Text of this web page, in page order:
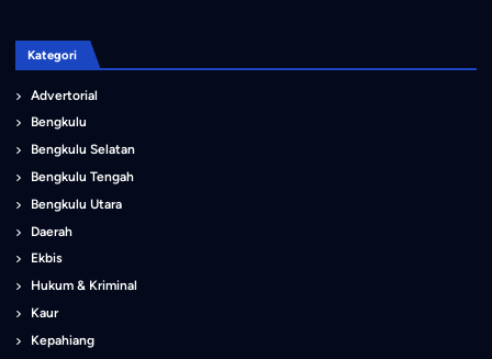
Kategori
Advertorial
Bengkulu
Bengkulu Selatan
Bengkulu Tengah
Bengkulu Utara
Daerah
Ekbis
Hukum & Kriminal
Kaur
Kepahiang